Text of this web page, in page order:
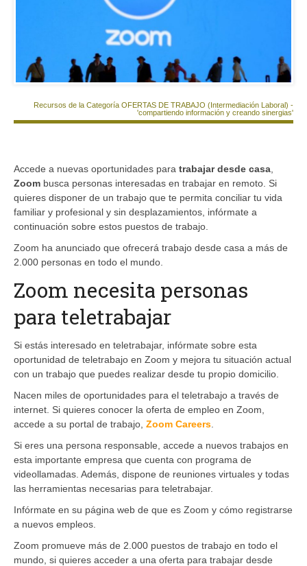
Recursos de la Categoría OFERTAS DE TRABAJO (Intermediación Laboral) -
'compartiendo información y creando sinergias'
Accede a nuevas oportunidades para trabajar desde casa
Zoom busca personas interesadas en trabajar en remoto. Si
quieres disponer de un trabajo que te permita conciliar tu vida
familiar y profesional y sin desplazamientos, infórmate a
continuación sobre estos puestos de trabajo.
Zoom ha anunciado que ofrecerá trabajo desde casa a más de
2.000 personas en todo el mundo.
Zoom necesita personas
para teletrabajar
Si estás interesado en teletrabajar, infórmate sobre esta
oportunidad de teletrabajo en Zoom y mejora tu situación actual
con un trabajo que puedes realizar desde tu propio domicilio.
Nacen miles de oportunidades para el teletrabajo a través de
internet. Si quieres conocer la oferta de empleo en Zoom,
accede a su portal de trabajo, Zoom Careers
Si eres una persona responsable, accede a nuevos trabajos en
esta importante empresa que cuenta con programa de
videollamadas. Además, dispone de reuniones virtuales y todas
las herramientas necesarias para teletrabajar.
Infórmate en su página web de que es Zoom y cómo registrarse
a nuevos empleos.
Zoom promueve más de 2.000 puestos de trabajo en todo el
mundo, si quieres acceder a una oferta para trabajar desde